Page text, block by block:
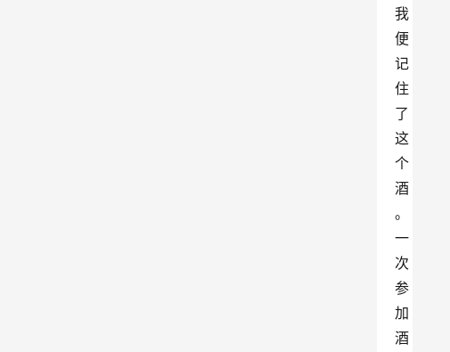
我
便
记
住
了
这
个
酒
。
一
次
参
加
酒